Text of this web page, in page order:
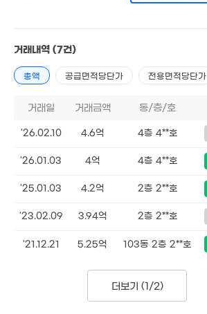
거래내역 (7건)
총액 공급면적당단가 전용면적당단가
거래일 거래금액 동/층/호
'26.02.10 4.6억 4층 4**호
'26.01.03 4억 4층 4**호
'25.01.03 4.2억 2층 2**호
'23.02.09 3.94억 2층 2**호
'21.12.21 5.25억 103동 2층 2**호
더보기 (1/2)